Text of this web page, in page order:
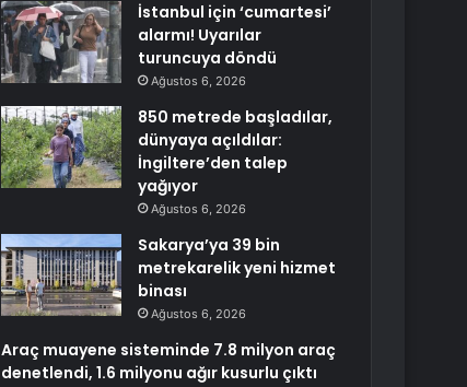
İstanbul için ‘cumartesi’
alarmı! Uyarılar
turuncuya döndü
Ağustos 6, 2026
850 metrede başladılar,
dünyaya açıldılar:
İngiltere’den talep
yağıyor
Ağustos 6, 2026
Sakarya’ya 39 bin
metrekarelik yeni hizmet
binası
Ağustos 6, 2026
Araç muayene sisteminde 7.8 milyon araç
denetlendi, 1.6 milyonu ağır kusurlu çıktı